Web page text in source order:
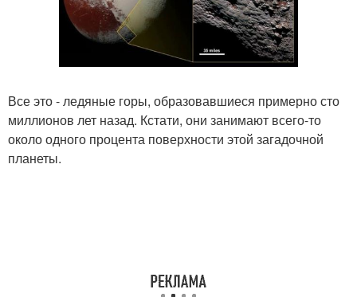
Все это - ледяные горы, образовавшиеся примерно сто
миллионов лет назад. Кстати, они занимают всего-то
около одного процента поверхности этой загадочной
планеты.